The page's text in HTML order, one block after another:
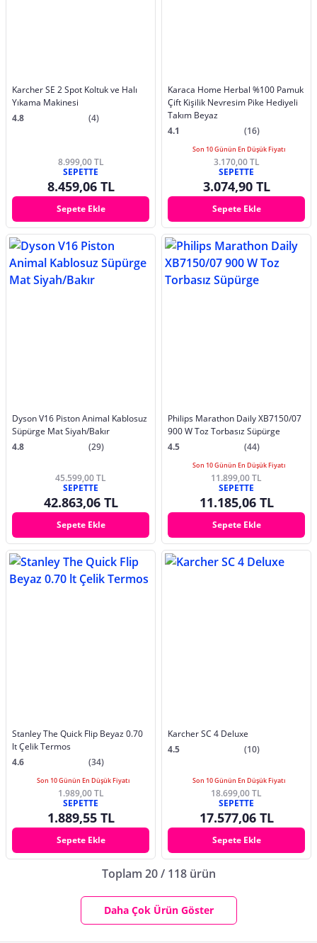
Karcher SE 2 Spot Koltuk ve Halı
Yıkama Makinesi
4.8
(4)
8.999,00 TL
SEPETTE
8.459,06 TL
Sepete Ekle
Karaca Home Herbal %100 Pamuk
Çift Kişilik Nevresim Pike Hediyeli
Takım Beyaz
4.1
(16)
Son 10 Günün En Düşük Fiyatı
3.170,00 TL
SEPETTE
3.074,90 TL
Sepete Ekle
Dyson V16 Piston Animal Kablosuz
Süpürge Mat Siyah/Bakır
4.8
(29)
45.599,00 TL
SEPETTE
42.863,06 TL
Sepete Ekle
Philips Marathon Daily XB7150/07
900 W Toz Torbasız Süpürge
4.5
(44)
Son 10 Günün En Düşük Fiyatı
11.899,00 TL
SEPETTE
11.185,06 TL
Sepete Ekle
Stanley The Quick Flip Beyaz 0.70
lt Çelik Termos
4.6
(34)
Son 10 Günün En Düşük Fiyatı
1.989,00 TL
SEPETTE
1.889,55 TL
Sepete Ekle
Karcher SC 4 Deluxe
4.5
(10)
Son 10 Günün En Düşük Fiyatı
18.699,00 TL
SEPETTE
17.577,06 TL
Sepete Ekle
Toplam 20 / 118 ürün
Daha Çok Ürün Göster